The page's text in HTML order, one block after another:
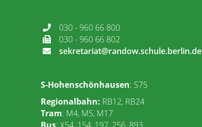
030 - 960 66 800
030 - 960 66 802
sekretariat@randow.schule.berlin.de
S-Hohenschönhausen: S75
Regionalbahn: RB12, RB24
Tram: M4, M5, M17